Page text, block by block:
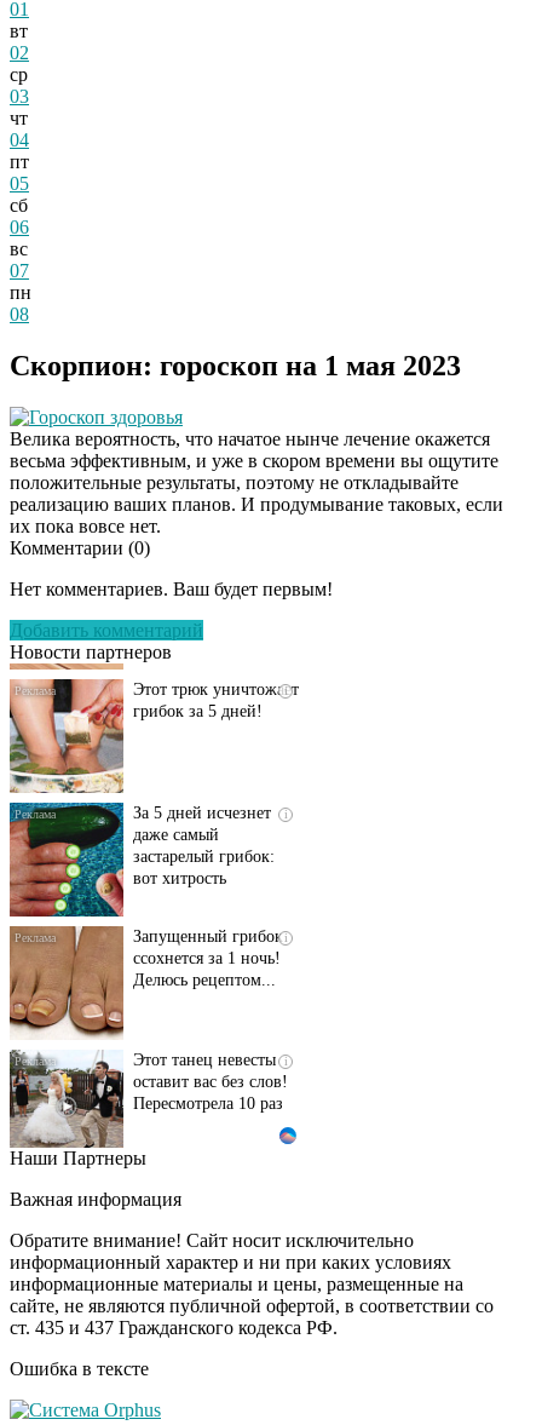
01
вт
02
ср
03
чт
04
пт
05
сб
06
вс
07
пн
08
Скорпион: гороскоп на 1 мая 2023
Гороскоп здоровья
Велика вероятность, что начатое нынче лечение окажется
весьма эффективным, и уже в скором времени вы ощутите
положительные результаты, поэтому не откладывайте
реализацию ваших планов. И продумывание таковых, если
их пока вовсе нет.
Комментарии (0)
Нет комментариев. Ваш будет первым!
Добавить комментарий
Новости партнеров
Даже самый
исчезнет с корнем,
грибок за 5 дней!
даже самый
застарелый грибок:
вот хитрость
ссохнется за 1 ночь!
Делюсь рецептом...
оставит вас без слов!
Пересмотрела 10 раз
Ролик длится пару
шоке от увиденного
i
Ролик из Омска: вы
будете смеяться долго
Ржу не переставая, это
Наши Партнеры
Важная информация
Обратите внимание! Сайт носит исключительно
информационный характер и ни при каких условиях
информационные материалы и цены, размещенные на
сайте, не являются публичной офертой, в соответствии со
ст. 435 и 437 Гражданского кодекса РФ.
Ошибка в тексте